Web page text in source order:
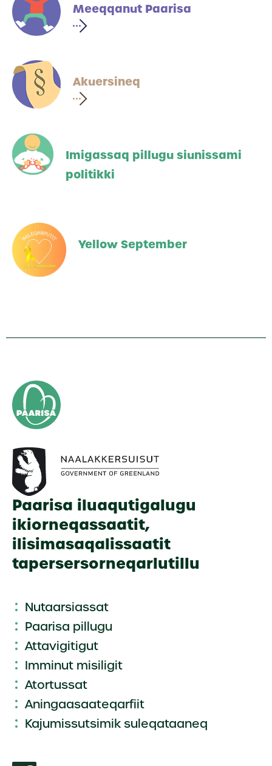
Meeqqanut Paarisa
Akuersineq
Imigassaq pillugu siunissami
politikki
Yellow September
Paarisa iluaqutigalugu
ikiorneqassaatit,
ilisimasaqalissaatit
tapersersorneqarlutillu
Nutaarsiassat
Paarisa pillugu
Attavigitigut
Imminut misiligit
Atortussat
Aningaasaateqarfiit
Kajumissutsimik suleqataaneq